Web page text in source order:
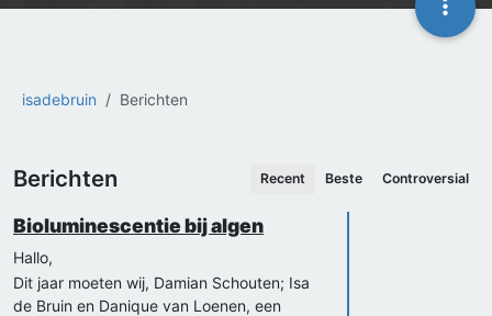
isadebruin Berichten
Berichten Recent Beste Controversial
Bioluminescentie bij algen
Hallo,
Dit jaar moeten wij, Damian Schouten; Isa
de Bruin en Danique van Loenen, een